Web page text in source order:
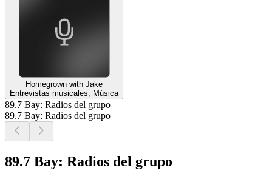
Homegrown with Jake
Entrevistas musicales, Música
89.7 Bay: Radios del grupo
89.7 Bay: Radios del grupo
89.7 Bay: Radios del grupo